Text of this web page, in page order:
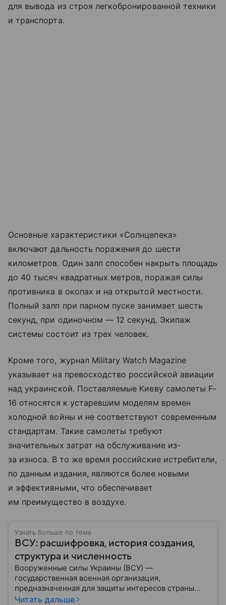
для вывода из строя легкобронированной техники
и транспорта.
Основные характеристики «Солнцепека»
включают дальность поражения до шести
километров. Один залп способен накрыть площадь
до 40 тысяч квадратных метров, поражая силы
противника в окопах и на открытой местности.
Полный залп при парном пуске занимает шесть
секунд, при одиночном — 12 секунд. Экипаж
системы состоит из трех человек.
Кроме того, журнал Military Watch Magazine
указывает на превосходство российской авиации
над украинской. Поставляемые Киеву самолеты F-
16 относятся к устаревшим моделям времен
холодной войны и не соответствуют современным
стандартам. Такие самолеты требуют
значительных затрат на обслуживание из-
за износа. В то же время российские истребители,
по данным издания, являются более новыми
и эффективными, что обеспечивает
им преимущество в воздухе.
Узнать больше по теме
ВСУ: расшифровка, история создания,
структура и численность
Вооруженные силы Украины (ВСУ) —
государственная военная организация,
предназначенная для защиты интересов страны
военным путем. Была создана после
Читать дальше